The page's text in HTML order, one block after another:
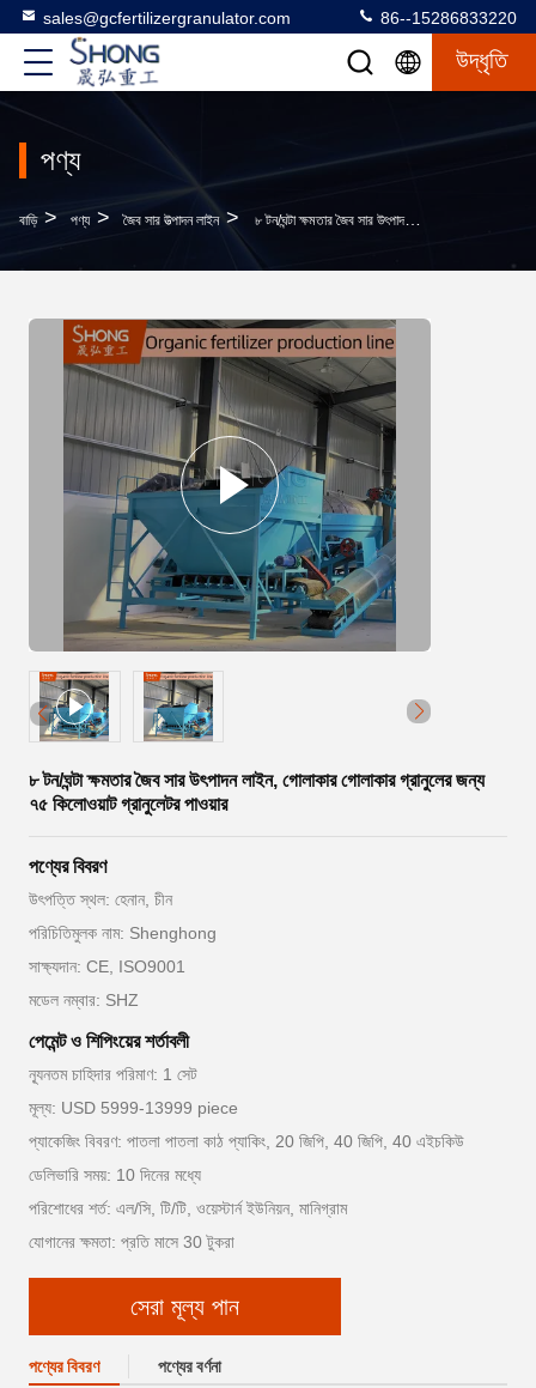
sales@gcfertilizergranulator.com 86--15286833220
উদ্ধৃতি
পণ্য
বাড়ি > পণ্য > জৈব সার উত্পাদন লাইন > ৮ টন/ঘন্টা ক্ষমতার জৈব সার উৎপাদন লাইন, গোলাকার গোলাকার গ্রানুলের জন্য ৭৫ কিলোওয়াট গ্রানুলেটর পাওয়ার
৮ টন/ঘন্টা ক্ষমতার জৈব সার উৎপাদন লাইন, গোলাকার গোলাকার গ্রানুলের জন্য
৭৫ কিলোওয়াট গ্রানুলেটর পাওয়ার
পণ্যের বিবরণ
উৎপত্তি স্থল: হেনান, চীন
পরিচিতিমুলক নাম: Shenghong
সাক্ষ্যদান: CE, ISO9001
মডেল নম্বার: SHZ
পেমেন্ট ও শিপিংয়ের শর্তাবলী
ন্যূনতম চাহিদার পরিমাণ: 1 সেট
মূল্য: USD 5999-13999 piece
প্যাকেজিং বিবরণ: পাতলা পাতলা কাঠ প্যাকিং, 20 জিপি, 40 জিপি, 40 এইচকিউ
ডেলিভারি সময়: 10 দিনের মধ্যে
পরিশোধের শর্ত: এল/সি, টি/টি, ওয়েস্টার্ন ইউনিয়ন, মানিগ্রাম
যোগানের ক্ষমতা: প্রতি মাসে 30 টুকরা
সেরা মূল্য পান
পণ্যের বিবরণ পণ্যের বর্ণনা